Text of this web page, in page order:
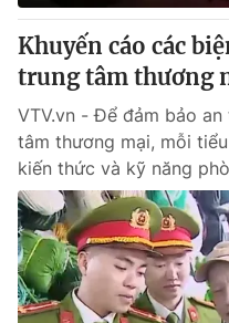
Khuyến cáo các
trung tâm thương
VTV.vn - Để đảm bảo
tâm thương mại, mỗi
kiến thức và kỹ năng